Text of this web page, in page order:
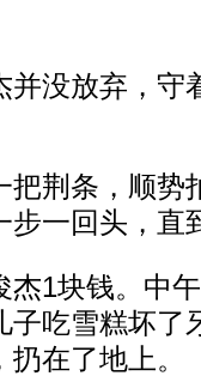
没放弃，守
荆条，顺势
步一回头，直
1块钱。中午
吃雪糕坏了
在了地上。